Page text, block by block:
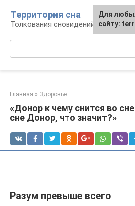
контенту
Территория сна
Толкования сновидений
Главная » Здоровье
«Донор к чему снится во
сне Донор, что значит?»
Разум превыше всего
Для
сайту: